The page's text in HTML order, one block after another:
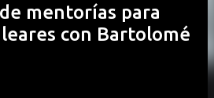
mentorías para
con Bartolomé